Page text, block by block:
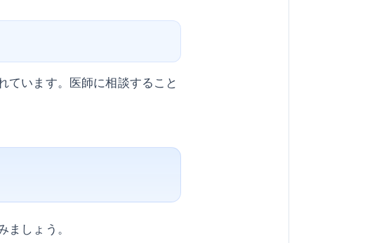
ています。医師に相談すること
しょう。